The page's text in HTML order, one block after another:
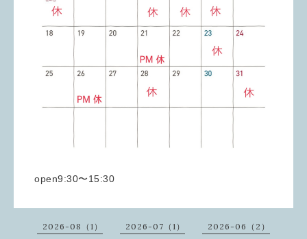
open9:30〜15:30
2026-08（1） 2026-07（1） 2026-06（2）